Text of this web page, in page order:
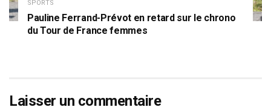
SPORTS
Pauline Ferrand-Prévot en retard sur le chrono
du Tour de France femmes
Laisser un commentaire